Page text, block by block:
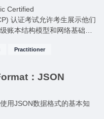
Certified
认证考试允许考生展示他们
账本结构模型和网络基础知
Practitioner
：JSON
用JSON数据格式的基本知